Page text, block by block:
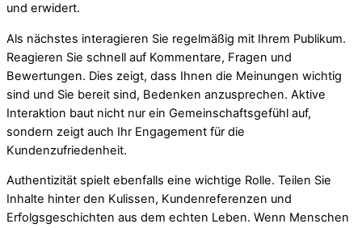
und erwidert.
Als nächstes interagieren Sie regelmäßig mit Ihrem Publikum.
Reagieren Sie schnell auf Kommentare, Fragen und
Bewertungen. Dies zeigt, dass Ihnen die Meinungen wichtig
sind und Sie bereit sind, Bedenken anzusprechen. Aktive
Interaktion baut nicht nur ein Gemeinschaftsgefühl auf,
sondern zeigt auch Ihr Engagement für die
Kundenzufriedenheit.
Authentizität spielt ebenfalls eine wichtige Rolle. Teilen Sie
Inhalte hinter den Kulissen, Kundenreferenzen und
Erfolgsgeschichten aus dem echten Leben. Wenn Menschen